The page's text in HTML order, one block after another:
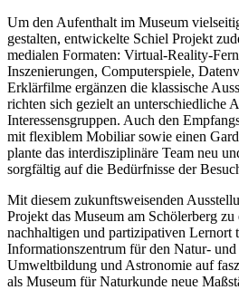
Um den Aufenthalt im Museum
gestalten, entwickelte Schiel Projekt
medialen Formaten: Virtual-Reality-
Inszenierungen, Computerspiele,
Erklärfilme ergänzen die klassische
richten sich gezielt an unterschiedliche
Interessensgruppen. Auch den
mit flexiblem Mobiliar sowie einen
plante das interdisziplinäre Team neu
sorgfältig auf die Bedürfnisse der
Mit diesem zukunftsweisenden
Projekt das Museum am Schölerberg zu
nachhaltigen und partizipativen Lernort
Informationszentrum für den Natur-
Umweltbildung und Astronomie auf
als Museum für Naturkunde neue